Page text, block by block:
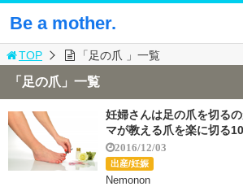
Be a mother.
TOP 「足の爪 」一覧
「足の爪」一覧
妊婦さんは足の爪を切る
マが教える爪を楽に切る
2016/12/03
出産/妊娠
Nemonon